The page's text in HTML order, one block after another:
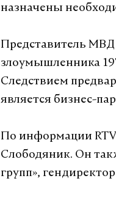
назначены
Представитель МВД
злоумышленника
Следствием
является бизнес-
По информации
Слободяник. Он
групп»,